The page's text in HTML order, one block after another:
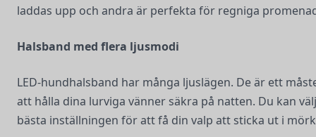
laddas upp och andra är perfekta för regniga
Halsband med flera ljusmodi
LED-hundhalsband har många ljuslägen. De är ett
att hålla dina lurviga vänner säkra på natten. Du kan
bästa inställningen för att få din valp att sticka ut i